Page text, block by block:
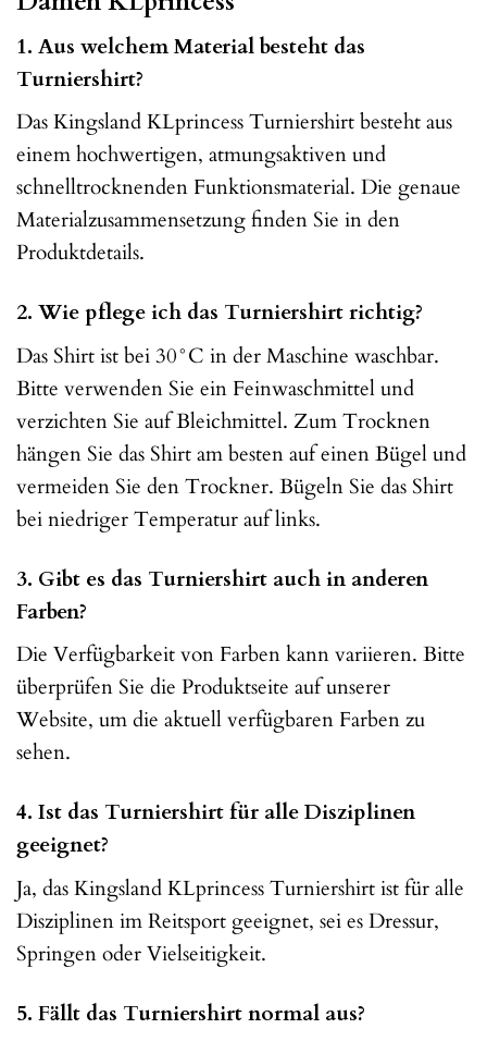
1. Aus welchem Material besteht das
Turniershirt?
Das Kingsland KLprincess Turniershirt besteht aus
einem hochwertigen, atmungsaktiven und
schnelltrocknenden Funktionsmaterial. Die genaue
Materialzusammensetzung finden Sie in den
Produktdetails.
2. Wie pflege ich das Turniershirt richtig?
Das Shirt ist bei 30°C in der Maschine waschbar.
Bitte verwenden Sie ein Feinwaschmittel und
verzichten Sie auf Bleichmittel. Zum Trocknen
hängen Sie das Shirt am besten auf einen Bügel und
vermeiden Sie den Trockner. Bügeln Sie das Shirt
bei niedriger Temperatur auf links.
3. Gibt es das Turniershirt auch in anderen
Farben?
Die Verfügbarkeit von Farben kann variieren. Bitte
überprüfen Sie die Produktseite auf unserer
Website, um die aktuell verfügbaren Farben zu
sehen.
4. Ist das Turniershirt für alle Disziplinen
geeignet?
Ja, das Kingsland KLprincess Turniershirt ist für alle
Disziplinen im Reitsport geeignet, sei es Dressur,
Springen oder Vielseitigkeit.
5. Fällt das Turniershirt normal aus?